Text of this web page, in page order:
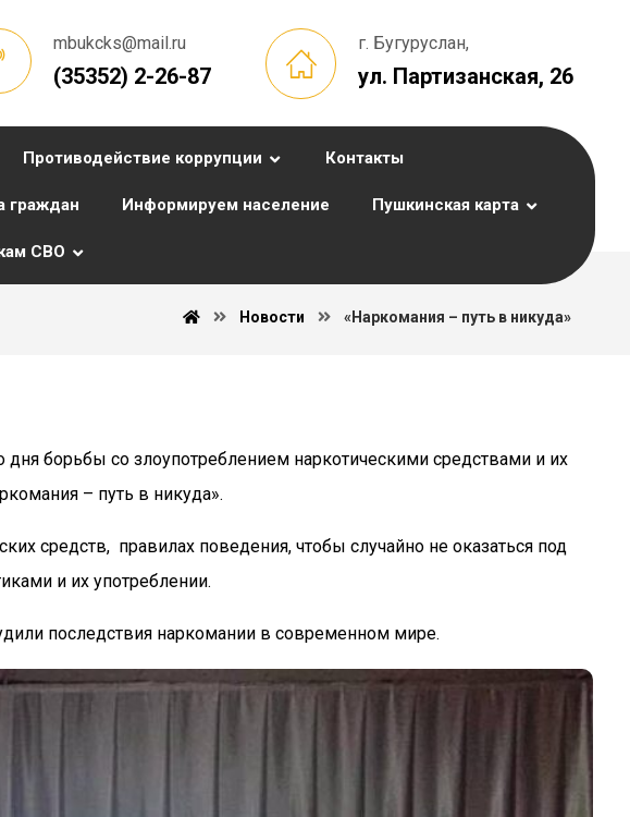
г. Бугуруслан,
ул. Партизанская, 26
mbukcks@mail.ru
(35352) 2-26-87
Противодействие коррупции Контакты
граждан Информируем население Пушкинская карта
СВО
Новости «Наркомания – путь в никуда»
борьбы со злоупотреблением наркотическими средствами и их
– путь в никуда».
средств, правилах поведения, чтобы случайно не оказаться под
и их употреблении.
последствия наркомании в современном мире.